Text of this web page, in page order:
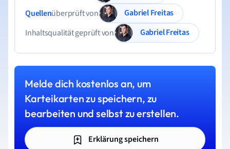
Quellenüberprüft von
Gabriel Freitas
Inhaltsqualität geprüft von
Gabriel Freitas
Melde dich kostenlos an, um
Karteikarten zu speichern, zu
bearbeiten und selbst zu erstellen.
Erklärung speichern